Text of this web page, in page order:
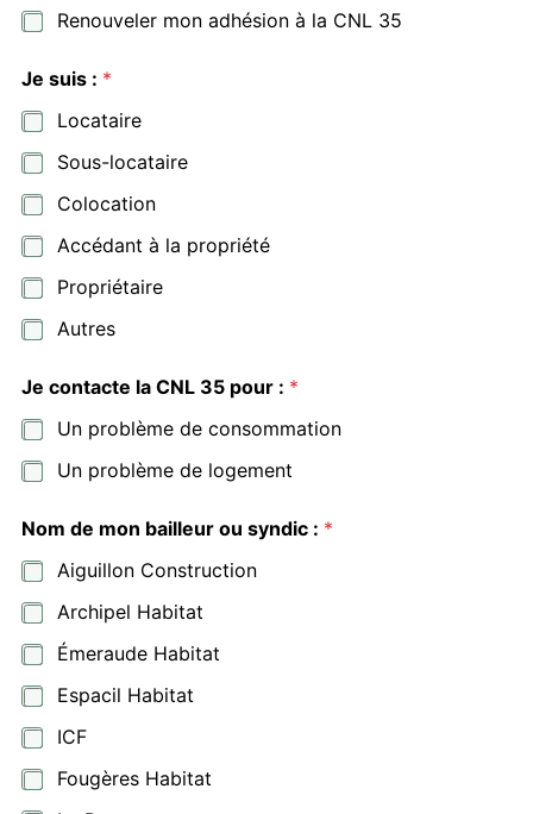
Renouveler mon adhésion à la CNL 35
Je suis : *
Locataire
Sous-locataire
Colocation
Accédant à la propriété
Propriétaire
Autres
e
d
e
s
y
d
c
Je contacte la CNL 35 pour : *
Un problème de consommation
Un problème de logement
Nom de mon bailleur ou syndic : *
Aiguillon Construction
Archipel Habitat
Émeraude Habitat
Espacil Habitat
ICF
Fougères Habitat